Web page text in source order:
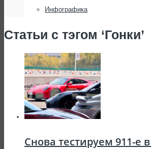
Инфографика
Статьи с тэгом ‘Гонки’
Снова тестируем 911-е